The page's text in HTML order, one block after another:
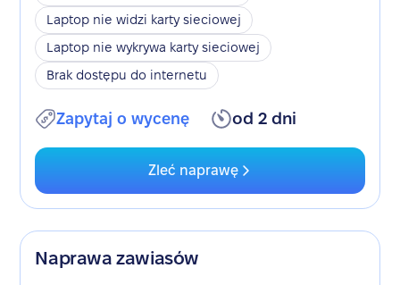
Laptop nie widzi karty sieciowej
Laptop nie wykrywa karty sieciowej
Brak dostępu do internetu
Zapytaj o wycenę od 2 dni
Zleć naprawę
Naprawa zawiasów